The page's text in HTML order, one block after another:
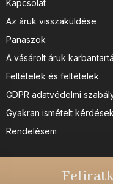
Kapcsolat
Az áruk visszaküldése
Panaszok
A vásárolt áruk
Feltételek és feltételek
GDPR adatvédelmi
Gyakran ismételt kérdések
Rendelésem